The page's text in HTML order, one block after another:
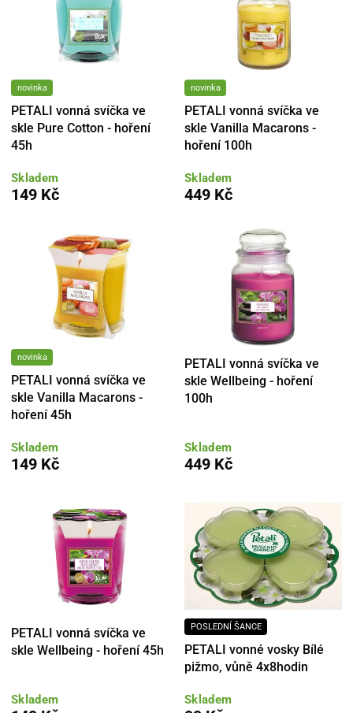
novinka
PETALI vonná svíčka ve
skle Pure Cotton - hoření
45h
Skladem
149 Kč
novinka
PETALI vonná svíčka ve
skle Vanilla Macarons -
hoření 100h
Skladem
449 Kč
novinka
PETALI vonná svíčka ve
skle Vanilla Macarons -
hoření 45h
Skladem
149 Kč
PETALI vonná svíčka ve
skle Wellbeing - hoření
100h
Skladem
449 Kč
PETALI vonná svíčka ve
skle Wellbeing - hoření 45h
Skladem
POSLEDNÍ ŠANCE
PETALI vonné vosky Bílé
pižmo, vůně 4x8hodin
Skladem